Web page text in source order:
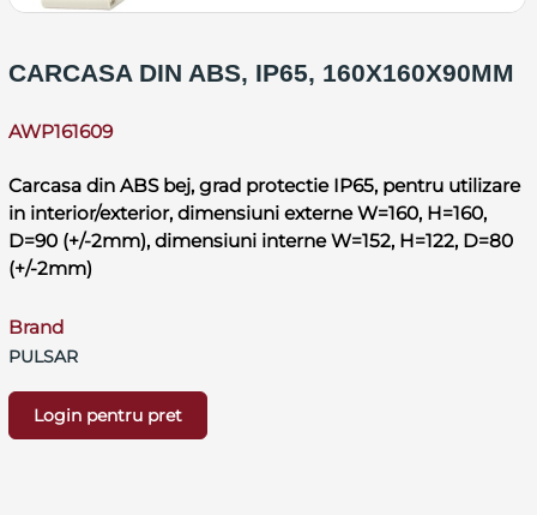
CARCASA DIN ABS, IP65, 160X160X90MM
AWP161609
Carcasa din ABS bej, grad protectie IP65, pentru utilizare
in interior/exterior, dimensiuni externe W=160, H=160,
D=90 (+/-2mm), dimensiuni interne W=152, H=122, D=80
(+/-2mm)
Brand
PULSAR
Login pentru pret